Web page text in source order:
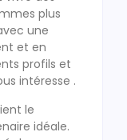
plus
une
et en
profils et
intéresse .
le
idéale.